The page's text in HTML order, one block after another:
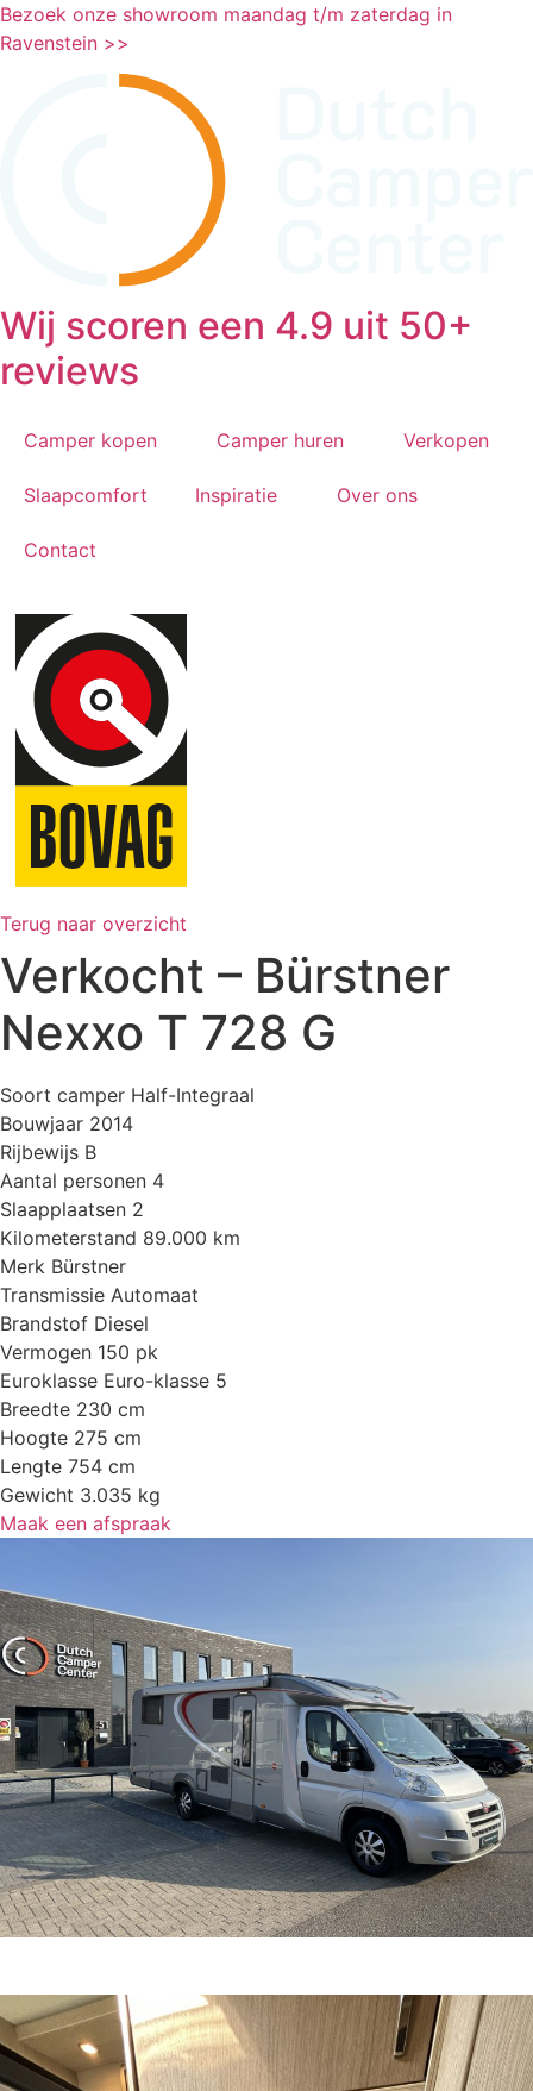
Ga
naar
Bezoek onze showroom maandag t/m zaterdag in
Ravenstein >>
Wij scoren een 4.9 uit 50+
reviews
Camper kopen Camper huren Verkopen
Slaapcomfort Inspiratie Over ons
Contact
Terug naar overzicht
Verkocht – Bürstner
Nexxo T 728 G
Soort camper Half-Integraal
Bouwjaar 2014
Rijbewijs B
Aantal personen 4
Slaapplaatsen 2
Kilometerstand 89.000 km
Merk Bürstner
Transmissie Automaat
Brandstof Diesel
Vermogen 150 pk
Euroklasse Euro-klasse 5
Breedte 230 cm
Hoogte 275 cm
Lengte 754 cm
Gewicht 3.035 kg
Maak een afspraak